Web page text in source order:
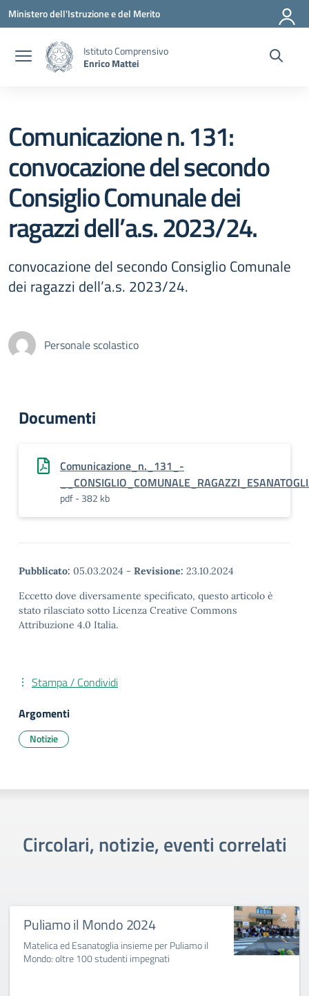
Vai ai contenuti
Vai al menu di navigazione
Vai al footer
Ministero dell'Istruzione e del Merito
Istituto Comprensivo
Enrico Mattei
Comunicazione n. 131:
convocazione del secondo
Consiglio Comunale dei
ragazzi dell’a.s. 2023/24.
convocazione del secondo Consiglio Comunale
dei ragazzi dell’a.s. 2023/24.
Personale scolastico
Documenti
Comunicazione_n._131_-
pdf - 382 kb
Pubblicato: 05.03.2024 - Revisione: 23.10.2024
Eccetto dove diversamente specificato, questo articolo è
stato rilasciato sotto Licenza Creative Commons
Attribuzione 4.0 Italia.
Stampa / Condividi
Argomenti
Notizie
Circolari, notizie, eventi correlati
Puliamo il Mondo 2024
Matelica ed Esanatoglia insieme per Puliamo il
Mondo: oltre 100 studenti impegnati